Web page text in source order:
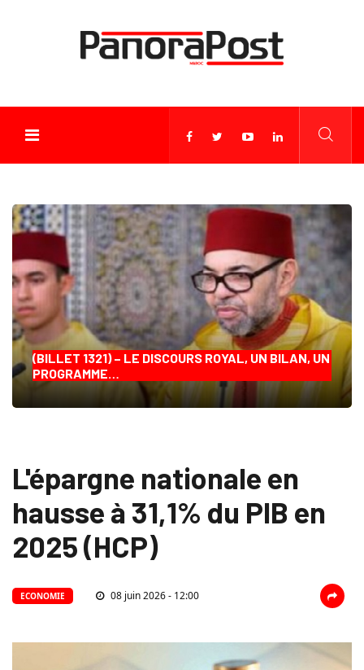
(BILLET 1321) – LE DISCOURS ROYAL, UN BILAN, UN
PROGRAMME…
L'épargne nationale en
hausse à 31,1% du PIB en
2025 (HCP)
ECONOMIE 08 juin 2026 - 12:00